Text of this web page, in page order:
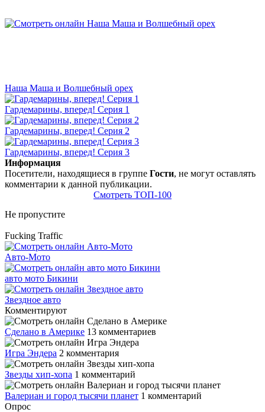
Наша Маша и Волшебный орех
Гардемарины, вперед! Серия 1
Гардемарины, вперед! Серия 2
Гардемарины, вперед! Серия 3
Информация
Посетители, находящиеся в группе Гости, не могут оставлять
комментарии к данной публикации.
Смотреть ТОП-100
Не пропустите
Fucking Traffic
Авто-Мото
авто мото Бикини
Звездное авто
Комментируют
Сделано в Америке 13 комментариев
Игра Эндера 2 комментария
Звезды хип-хопа 1 комментарий
Валериан и город тысячи планет 1 комментарий
Опрос